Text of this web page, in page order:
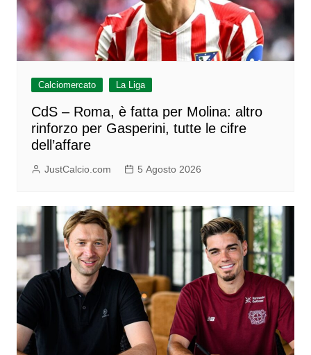
Calciomercato La Liga
CdS – Roma, è fatta per Molina: altro
rinforzo per Gasperini, tutte le cifre
dell’affare
JustCalcio.com 5 Agosto 2026